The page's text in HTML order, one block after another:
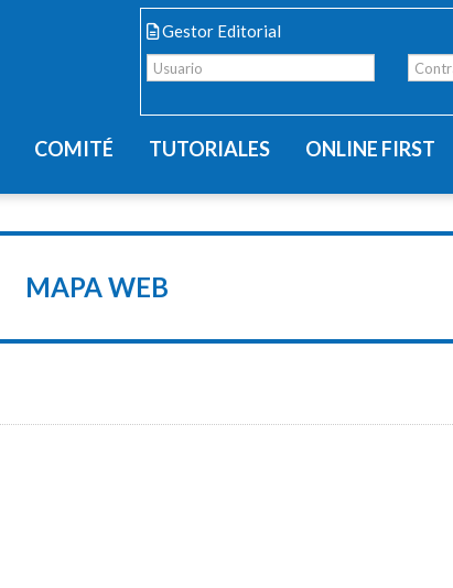
Gestor Editorial
COMITÉ TUTORIALES ONLINE FIRST
MAPA WEB